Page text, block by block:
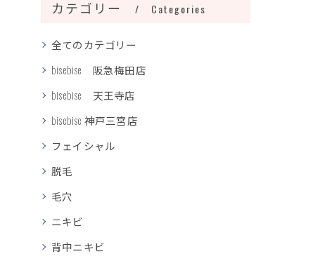
カテゴリー Categories
全てのカテゴリー
bisebise 阪急梅田店
bisebise 天王寺店
bisebise 神戸三宮店
フェイシャル
脱毛
毛穴
ニキビ
背中ニキビ